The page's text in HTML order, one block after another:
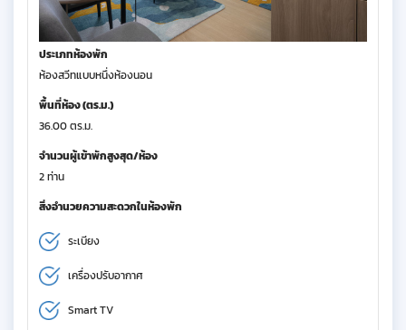
ประเภทห้องพัก
ห้องสวีทแบบหนึ่งห้องนอน
พื้นที่ห้อง (ตร.ม.)
36.00 ตร.ม.
จำนวนผู้เข้าพักสูงสุด/ห้อง
2 ท่าน
สิ่งอำนวยความสะดวกในห้องพัก
ระเบียง
เครื่องปรับอากาศ
Smart TV